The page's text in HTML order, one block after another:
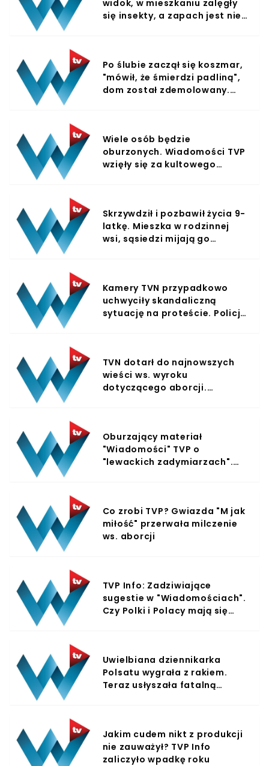
widok, w mieszkaniu zalęgły
się insekty, a zapach jest nie
Po ślubie zaczął się koszmar,
"mówił, że śmierdzi padliną",
dom został zdemolowany.
Wiele osób będzie
oburzonych. Wiadomości TVP
wzięły się za kultowego
Skrzywdził i pozbawił życia 9-
latkę. Mieszka w rodzinnej
wsi, sąsiedzi mijają go
Kamery TVN przypadkowo
uchwyciły skandaliczną
sytuację na proteście. Policja
TVN dotarł do najnowszych
wieści ws. wyroku
dotyczącego aborcji.
Oburzający materiał
"Wiadomości" TVP o
"lewackich zadymiarzach".
Co zrobi TVP? Gwiazda "M jak
miłość" przerwała milczenie
ws. aborcji
TVP Info: Zadziwiające
sugestie w "Wiadomościach".
Czy Polki i Polacy mają się
Uwielbiana dziennikarka
Polsatu wygrała z rakiem.
Teraz usłyszała fatalną
Jakim cudem nikt z produkcji
nie zauważył? TVP Info
zaliczyło wpadkę roku